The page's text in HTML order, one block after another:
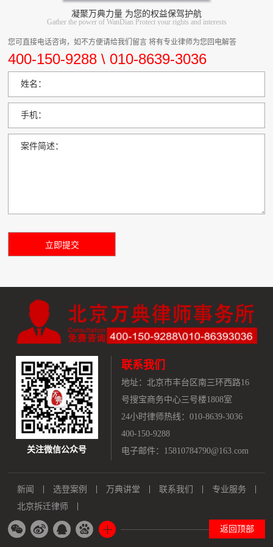
凝聚万典力量 为您的权益保驾护航
Gather the power of WanDian Protect your rights and interests
您可直接电话咨询，如不方便请给我们留言 将有专业律师为您回电解答
400-150-9288 \ 010-8639-3036
姓名：
手机：
案件简述：
关注微信公众号
联系我们
地址： 北京市丰台区南三环西路16
号搜宝商务中心三号楼1808室
24小时律师热线：010-8639-3036
400-150-9288
电子邮件：15810784790@163.com
新闻 选登案例 万典讲堂 联系我们
专业服务
北京拆迁律师
返回顶部